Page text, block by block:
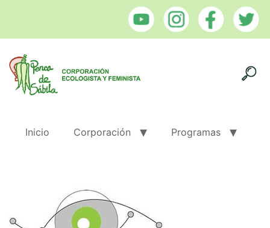
Inicio Corporación Programas